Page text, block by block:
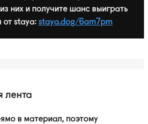
них и получите шанс выиграть
от staya: staya.dog/6am7pm
лента
в материал, поэтому